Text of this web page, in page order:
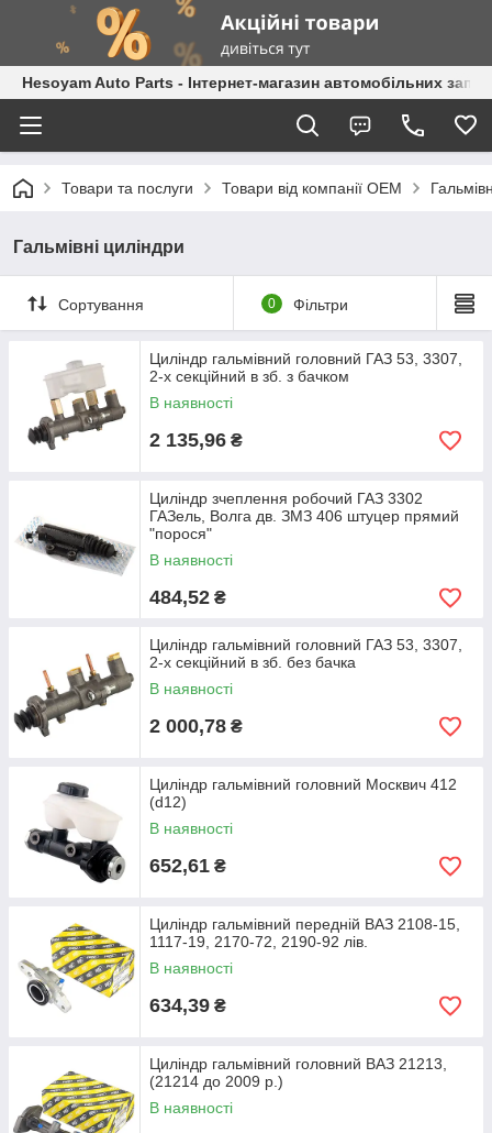
Hesoyam Auto Parts - Інтернет-магазин автомобільних
Товари та послуги Товари від компанії OEM
Гальмівні циліндри
Сортування 0 Фільтри
Циліндр гальмівний головний ГАЗ 53, 3307,
2-х секційний в зб. з бачком
В наявності
2 135,96 ₴
Циліндр зчеплення робочий ГАЗ 3302
ГАЗель, Волга дв. ЗМЗ 406 штуцер прямий
"порося"
В наявності
484,52 ₴
Циліндр гальмівний головний ГАЗ 53, 3307,
2-х секційний в зб. без бачка
В наявності
2 000,78 ₴
Циліндр гальмівний головний Москвич 412
(d12)
В наявності
652,61 ₴
Циліндр гальмівний передній ВАЗ 2108-15,
1117-19, 2170-72, 2190-92 лів.
В наявності
634,39 ₴
Циліндр гальмівний головний ВАЗ 21213,
(21214 до 2009 р.)
В наявності